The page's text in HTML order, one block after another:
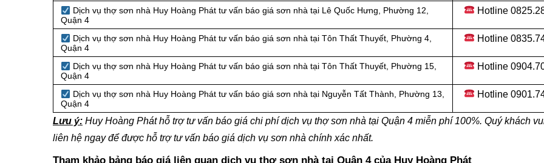
Dịch vụ thợ sơn nhà Huy Hoàng Phát tư vấn báo giá sơn nhà tại Lê Quốc Hưng, Phường 12,
Quận 4
Hotline
Dịch vụ thợ sơn nhà Huy Hoàng Phát tư vấn báo giá sơn nhà tại Tôn Thất Thuyết, Phường 4,
Quận 4
Hotline
Dịch vụ thợ sơn nhà Huy Hoàng Phát tư vấn báo giá sơn nhà tại Tôn Thất Thuyết, Phường 15,
Quận 4
Hotline
Dịch vụ thợ sơn nhà Huy Hoàng Phát tư vấn báo giá sơn nhà tại Nguyễn Tất Thành, Phường 13,
Quận 4
Hotline
Lưu ý: Huy Hoàng Phát hỗ trợ tư vấn báo giá chi phí dịch vụ thợ sơn nhà tại Quận 4 miễn phí 100%. Quý khách
liên hệ ngay để được hỗ trợ tư vấn báo giá dịch vụ sơn nhà chính xác nhất.
Tham khảo bảng báo giá liên quan dịch vụ thợ sơn nhà tại Quận 4 của Huy Hoàng Phát